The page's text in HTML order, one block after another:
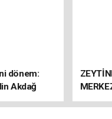
dönem:
Akdağ